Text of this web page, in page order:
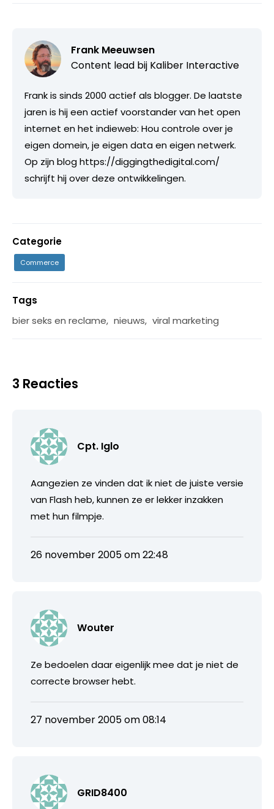
Frank Meeuwsen
Content lead bij Kaliber Interactive
Frank is sinds 2000 actief als blogger. De laatste
jaren is hij een actief voorstander van het open
internet en het indieweb: Hou controle over je
eigen domein, je eigen data en eigen netwerk.
Op zijn blog https://diggingthedigital.com/
schrijft hij over deze ontwikkelingen.
Categorie
Commerce
Tags
bier seks en reclame, nieuws, viral marketing
3 Reacties
Cpt. Iglo
Aangezien ze vinden dat ik niet de juiste versie
van Flash heb, kunnen ze er lekker inzakken
met hun filmpje.
26 november 2005 om 22:48
Wouter
Ze bedoelen daar eigenlijk mee dat je niet de
correcte browser hebt.
27 november 2005 om 08:14
GRID8400